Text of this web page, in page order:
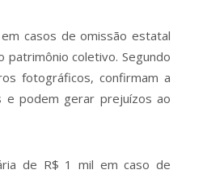
casos de omissão estatal
patrimônio coletivo. Segundo
fotográficos, confirmam a
e podem gerar prejuízos ao
de R$ 1 mil em caso de